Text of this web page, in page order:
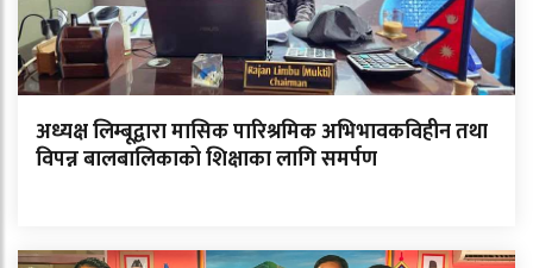
अध्यक्ष लिम्बूद्वारा मासिक पारिश्रमिक अभिभावकविहीन तथा
विपन्न बालबालिकाको शिक्षाका लागि समर्पण